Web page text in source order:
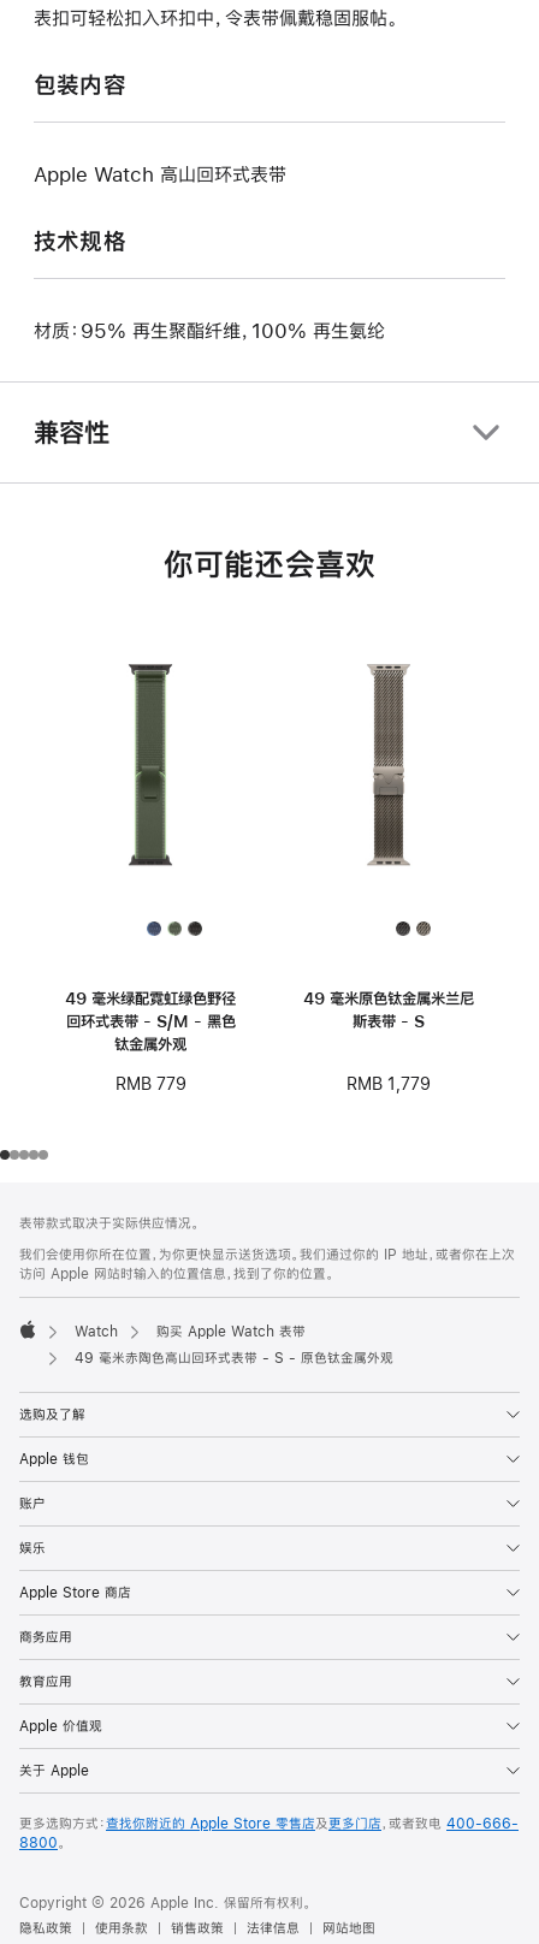
表扣可轻松扣入环扣中，令表带佩戴稳固服帖。
包装内容
Apple Watch 高山回环式表带
技术规格
材质：95% 再生聚酯纤维，100% 再生氨纶
兼容性
你可能还会喜欢
49 毫米绿配霓虹绿色野径
回环式表带 - S/M - 黑色
钛金属外观
RMB 779
49 毫米原色钛金属米兰尼
斯表带 - S
RMB 1,779
页
页
脚
注
表带款式取决于实际供应情况。
我们会使用你所在位置，为你更快显示送货选项。我们通过你的 IP 地址，或者你在上次
访问 Apple 网站时输入的位置信息，找到了你的位置。
Apple
Watch
购买 Apple Watch 表带
49 毫米赤陶色高山回环式表带 - S - 原色钛金属外观
选购及了解
Apple 钱包
账户
娱乐
Apple Store 商店
商务应用
教育应用
Apple 价值观
关于 Apple
更多选购方式：查找你附近的 Apple Store 零售店及更多门店，或者致电 400-666-
8800。
Copyright © 2026 Apple Inc. 保留所有权利。
隐私政策
使用条款 销售政策 法律信息 网站地图